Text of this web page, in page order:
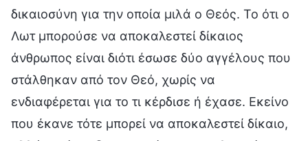
δικαιοσύνη για την οποία μιλά ο Θεός. Το ότι ο
Λωτ μπορούσε να αποκαλεστεί δίκαιος
άνθρωπος είναι διότι έσωσε δύο αγγέλους που
στάλθηκαν από τον Θεό, χωρίς να
ενδιαφέρεται για το τι κέρδισε ή έχασε. Εκείνο
που έκανε τότε μπορεί να αποκαλεστεί δίκαιο,